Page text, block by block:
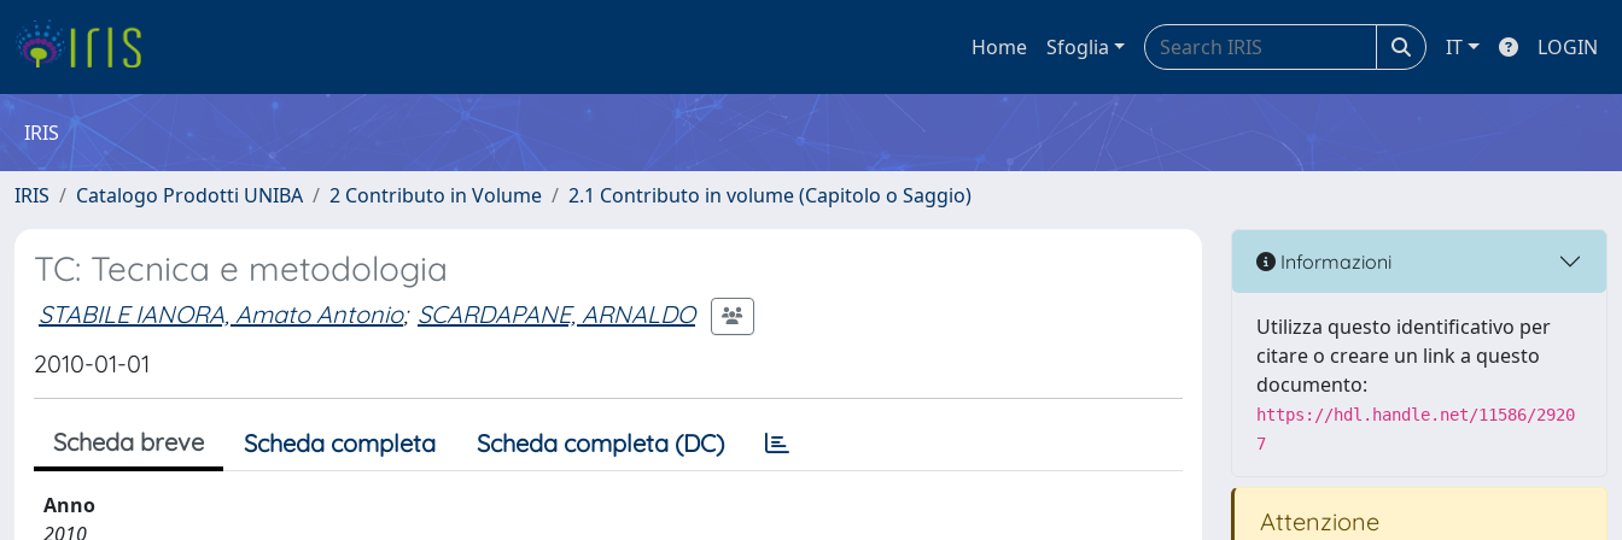
Home Sfoglia IT LOGIN
IRIS
IRIS Catalogo Prodotti UNIBA 2 Contributo in Volume 2.1 Contributo in volume (Capitolo o Saggio)
TC: Tecnica e metodologia
STABILE IANORA, Amato Antonio; SCARDAPANE, ARNALDO
2010-01-01
Scheda breve Scheda completa Scheda completa (DC)
Anno
2010
Informazioni
Utilizza questo identificativo per
citare o creare un link a questo
documento:
https://hdl.handle.net/11586/2920
7
Attenzione